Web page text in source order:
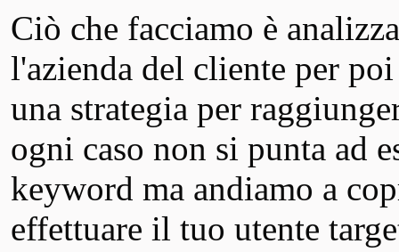
Ciò che facciamo è
l'azienda del cliente per
una strategia per
ogni caso non si punta ad
keyword ma andiamo a
effettuare il tuo utente